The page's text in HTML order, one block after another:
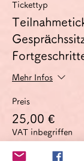
Tickettyp
Mehr Infos
Preis
25,00 €
VAT inbegriffen